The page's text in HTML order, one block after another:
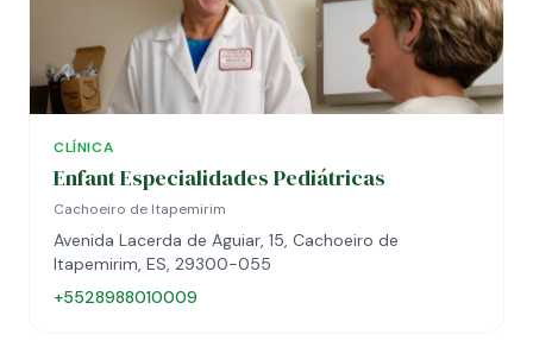
CLÍNICA
Enfant Especialidades Pediátricas
Cachoeiro de Itapemirim
Avenida Lacerda de Aguiar, 15, Cachoeiro de
Itapemirim, ES, 29300-055
+5528988010009